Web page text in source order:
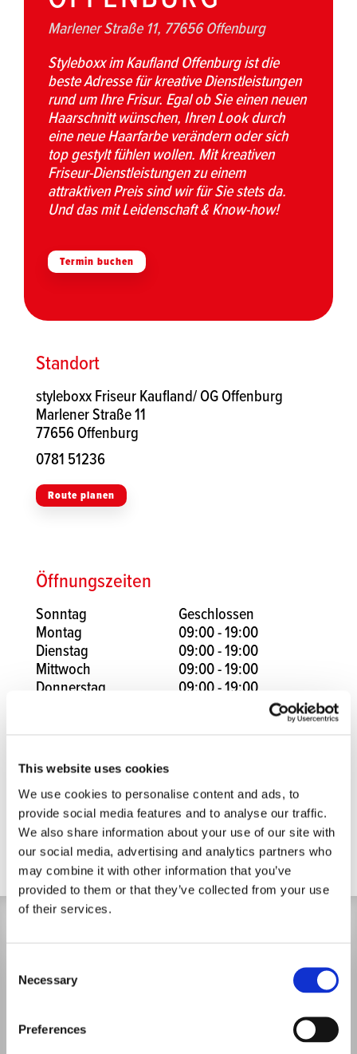
This website uses cookies
We use cookies to personalise content and ads, to
provide social media features and to analyse our traffic.
We also share information about your use of our site with
our social media, advertising and analytics partners who
may combine it with other information that you’ve
provided to them or that they’ve collected from your use
of their services.
Selection
Necessary
Preferences
Marlener Straße 11, 77656 Offenburg
Styleboxx im Kaufland Offenburg ist die
beste Adresse für kreative Dienstleistungen
rund um Ihre Frisur. Egal ob Sie einen neuen
Haarschnitt wünschen, Ihren Look durch
eine neue Haarfarbe verändern oder sich
top gestylt fühlen wollen. Mit kreativen
Friseur-Dienstleistungen zu einem
attraktiven Preis sind wir für Sie stets da.
Und das mit Leidenschaft & Know-how!
Termin buchen
Standort
styleboxx Friseur Kaufland/ OG Offenburg
Marlener Straße 11
77656 Offenburg
0781 51236
Route planen
Öffnungszeiten
Sonntag
Geschlossen
Montag
09:00 - 19:00
Dienstag
09:00 - 19:00
Mittwoch
09:00 - 19:00
Donnerstag
09:00 - 19:00
Facebook
Instagram